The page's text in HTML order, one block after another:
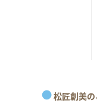
松匠創美の